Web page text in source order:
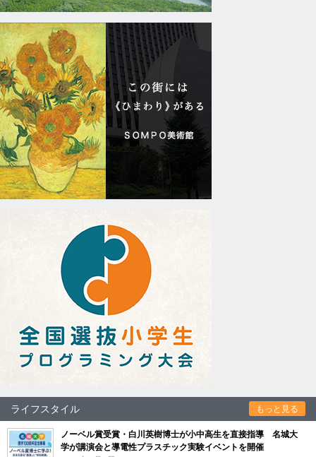
ライフスタイル もっと見る
ノーベル賞受賞・白川英樹博士が小中高生を直接指導 名城大
学が講演会と導電性プラスチック実験イベントを開催